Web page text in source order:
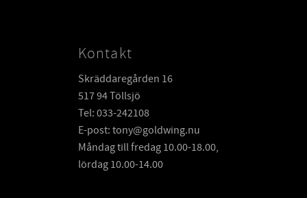
Kontakt
Skräddaregården 16
517 94 Töllsjö
Tel: 033-242108
E-post: tony@goldwing.nu
Måndag till fredag 10.00-18.00,
lördag 10.00-14.00